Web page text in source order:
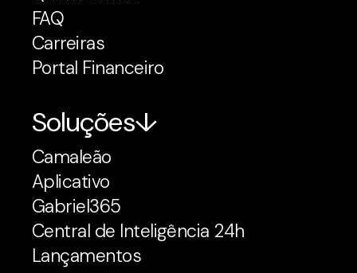
FAQ
Carreiras
Portal Financeiro
Soluções
Camaleão
Aplicativo
Gabriel365
Central de Inteligência 24h
Lançamentos